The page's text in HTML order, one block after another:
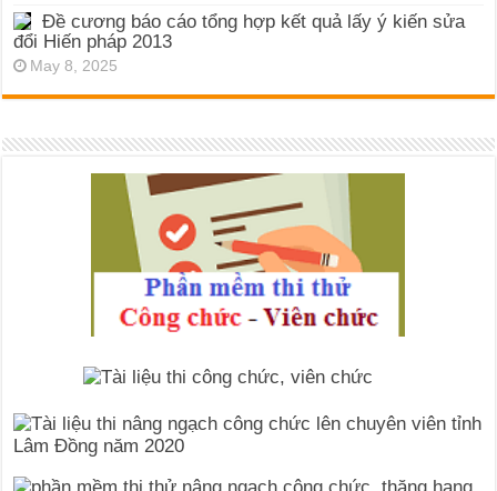
Đề cương báo cáo tổng hợp kết quả lấy ý kiến sửa
đổi Hiến pháp 2013
May 8, 2025